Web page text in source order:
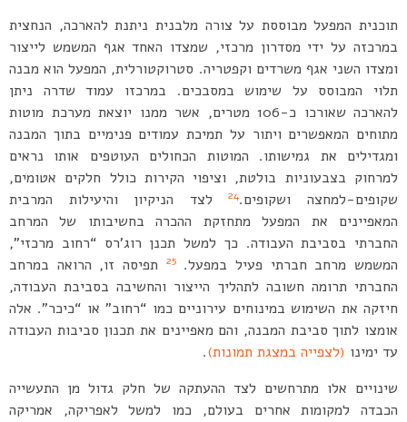
תוכנית המפעל מבוססת על צורה מלבנית ניתנת להארכה, הנחצית
במרכזה על ידי מסדרון מרכזי, שמצדו האחד אגף המשמש לייצור
ומצדו השני אגף משרדים וקפטריה. סטרוקטורלית, המפעל הוא מבנה
תלוי המבוסס על שימוש במסבכים. במרכזו עמוד שדרה ניתן
להארכה שאורכו כ-106 מטרים, אשר ממנו יוצאת מערכת מוטות
מתוחים המאפשרים ויתור על תמיכת עמודים פנימיים בתוך המבנה
ומגדילים את גמישותו. המוטות הכחולים העוטפים אותו נראים
למרחוק בצבעוניות בולטת, וציפוי הקירות כולל חלקים אטומים,
שקופים-למחצה ושקופים.24לצד הניקיון והיעילות המרבית
המאפיינים את המפעל מתחזקת ההכרה בחשיבותו של המרחב
החברתי בסביבת העבודה. כך למשל תכנן רוג’רס “רחוב מרכזי”,
המשמש מרחב חברתי פעיל במפעל.25
תפיסה זו, הרואה במרחב
החברתי תרומה חשובה לתהליך הייצור והחשיבה בסביבת העבודה,
חיזקה את השימוש במינוחים עירוניים כמו “רחוב” או “כיכר”. אלה
אומצו לתוך סביבת המבנה, והם מאפיינים את תכנון סביבות העבודה
עד ימינו (לצפייה במצגת תמונות).
שינויים אלו מתרחשים לצד ההעתקה של חלק גדול מן התעשייה
הכבדה למקומות אחרים בעולם, כמו למשל לאפריקה, אמריקה